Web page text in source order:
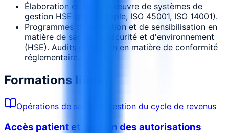
Élaboration et mise en œuvre de systèmes de
gestion HSE (par exemple, ISO 45001, ISO 14001).
Programmes de formation et de sensibilisation en
matière de santé, de sécurité et d'environnement
(HSE). Audits et soutien en matière de conformité
réglementaire.
Formations liées
Opérations de santé et gestion du cycle de revenus
Accès patient et gestion des autorisations